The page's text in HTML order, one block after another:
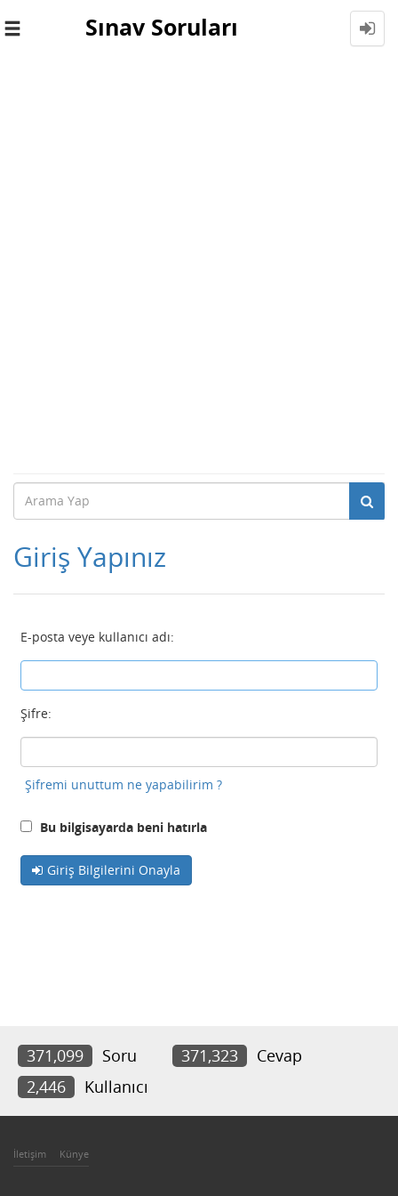
Toggle
Sınav Soruları
Giriş Yapınız
E-posta veye kullanıcı adı:
Şifre:
Şifremi unuttum ne yapabilirim ?
Bu bilgisayarda beni hatırla
Giriş Bilgilerini Onayla
371,099 Soru 371,323
Cevap
2,446
Kullanıcı
İletişim Künye